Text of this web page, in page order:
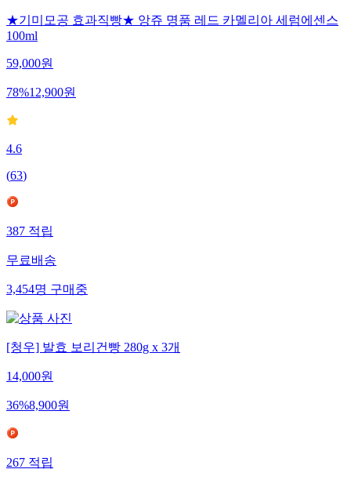
★기미모공 효과직빵★ 앙쥬 명품 레드 카멜리아 세럼에센스
100ml
59,000원
78%12,900원
4.6
(63)
387적립
무료배송
3,454명구매중
[청우] 발효 보리건빵 280g x 3개
14,000원
36%8,900원
267적립